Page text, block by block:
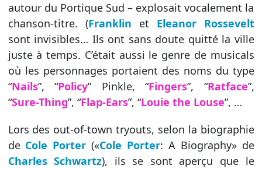
autour du Portique Sud – explosait vocalement la
chanson-titre. (Franklin et Eleanor Rossevelt
sont invisibles… Ils ont sans doute quitté la ville
juste à temps. C’était aussi le genre de musicals
où les personnages portaient des noms du type
“Nails”, “Policy” Pinkle, “Fingers”, “Ratface”,
“Sure-Thing”, “Flap-Ears”, “Louie the Louse”, …
Lors des out-of-town tryouts, selon la biographie
de Cole Porter («Cole Porter: A Biography» de
Charles Schwartz), ils se sont aperçu que le